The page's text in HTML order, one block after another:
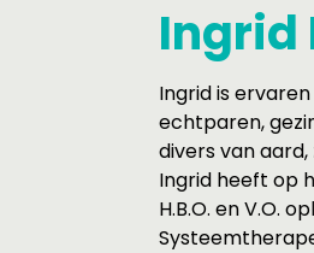
Ingrid
Ingrid is
echtparen,
divers van
Ingrid heeft op
H.B.O. en V.O.